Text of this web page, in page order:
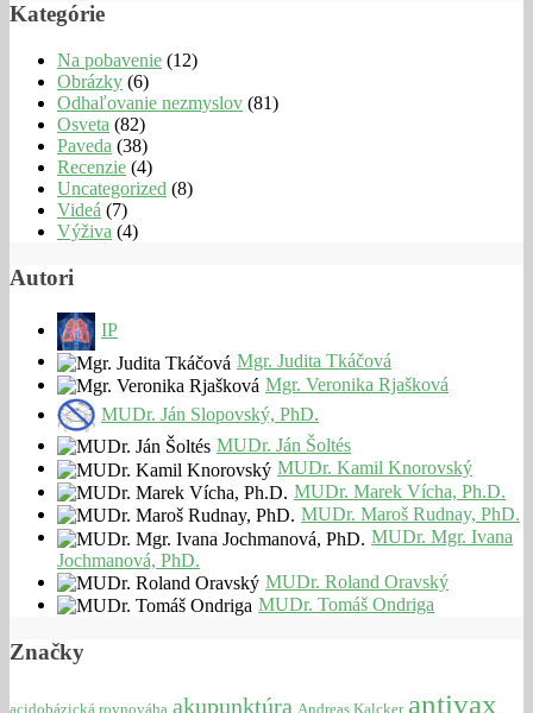
Kategórie
Na pobavenie (12)
Obrázky (6)
Odhaľovanie nezmyslov (81)
Osveta (82)
Paveda (38)
Recenzie (4)
Uncategorized (8)
Videá (7)
Výživa (4)
Autori
IP
Mgr. Judita Tkáčová
Mgr. Veronika Rjašková
MUDr. Ján Slopovský, PhD.
MUDr. Ján Šoltés
MUDr. Kamil Knorovský
MUDr. Marek Vícha, Ph.D.
MUDr. Maroš Rudnay, PhD.
MUDr. Mgr. Ivana
Jochmanová, PhD.
MUDr. Roland Oravský
MUDr. Tomáš Ondriga
Značky
acidobázická rovnováha akupunktúra Andreas Kalcker antivax